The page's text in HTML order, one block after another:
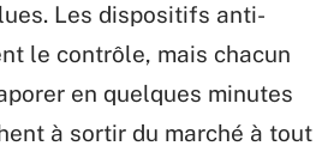
Les dispositifs anti-
le contrôle, mais chacun
en quelques minutes
à sortir du marché à tout